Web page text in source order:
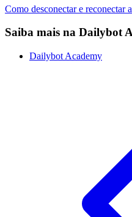
Como desconectar e reconectar
Saiba mais na Dailybot
Dailybot Academy